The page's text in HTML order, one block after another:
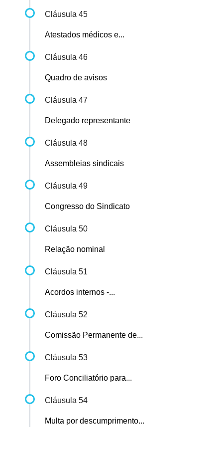
Cláusula 45
Atestados médicos e...
Cláusula 46
Quadro de avisos
Cláusula 47
Delegado representante
Cláusula 48
Assembleias sindicais
Cláusula 49
Congresso do Sindicato
Cláusula 50
Relação nominal
Cláusula 51
Acordos internos -...
Cláusula 52
Comissão Permanente de...
Cláusula 53
Foro Conciliatório para...
Cláusula 54
Multa por descumprimento...